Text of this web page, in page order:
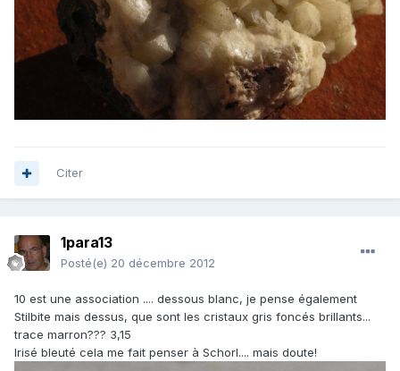
Citer
1para13
Posté(e) 20 décembre 2012
10 est une association .... dessous blanc, je pense également
Stilbite mais dessus, que sont les cristaux gris foncés brillants...
trace marron??? 3,15
Irisé bleuté cela me fait penser à Schorl.... mais doute!